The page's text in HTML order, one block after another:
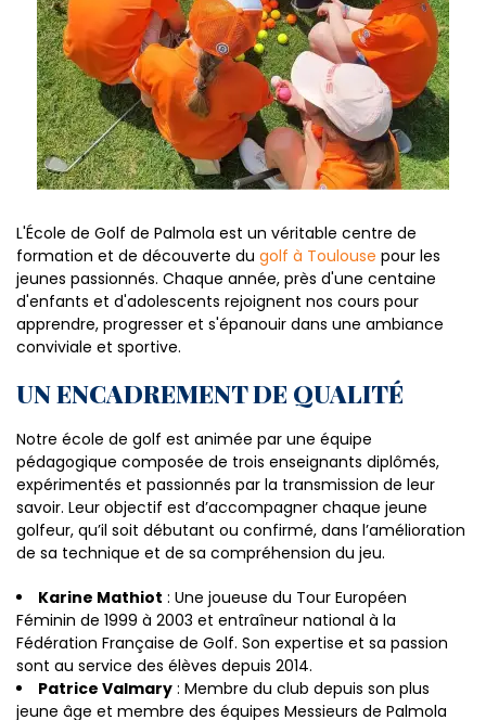
L'École de Golf de Palmola est un véritable centre de
formation et de découverte du golf à Toulouse pour les
jeunes passionnés. Chaque année, près d'une centaine
d'enfants et d'adolescents rejoignent nos cours pour
apprendre, progresser et s'épanouir dans une ambiance
conviviale et sportive.
UN ENCADREMENT DE QUALITÉ
Notre école de golf est animée par une équipe
pédagogique composée de trois enseignants diplômés,
expérimentés et passionnés par la transmission de leur
savoir. Leur objectif est d’accompagner chaque jeune
golfeur, qu’il soit débutant ou confirmé, dans l’amélioration
de sa technique et de sa compréhension du jeu.
Karine Mathiot : Une joueuse du Tour Européen
Féminin de 1999 à 2003 et entraîneur national à la
Fédération Française de Golf. Son expertise et sa passion
sont au service des élèves depuis 2014.
Patrice Valmary : Membre du club depuis son plus
jeune âge et membre des équipes Messieurs de Palmola